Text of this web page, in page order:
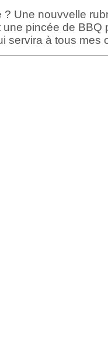
? Une nouvvelle
pincée de BBQ
servira à tous mes